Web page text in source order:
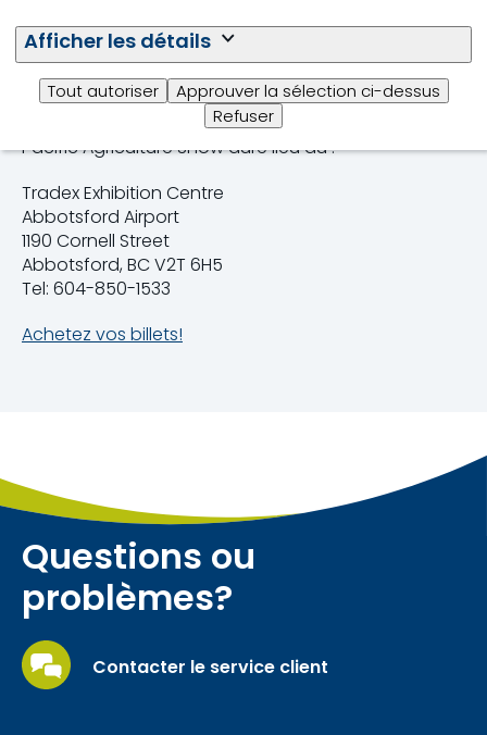
Afficher les détails
Tout autoriser
Approuver la sélection ci-dessus
Refuser
Inscrivez-vous à notre kiosque #1143 pour être
les premiers à visiter la meunerie à l’hiver 2023.
À très bientôt au Pacific Agriculture Show.
Pacific Agriculture Show aure lieu au :
Tradex Exhibition Centre
Abbotsford Airport
1190 Cornell Street
Abbotsford, BC V2T 6H5
Tel: 604-850-1533
Achetez vos billets!
Questions ou
problèmes?
Contacter le service client